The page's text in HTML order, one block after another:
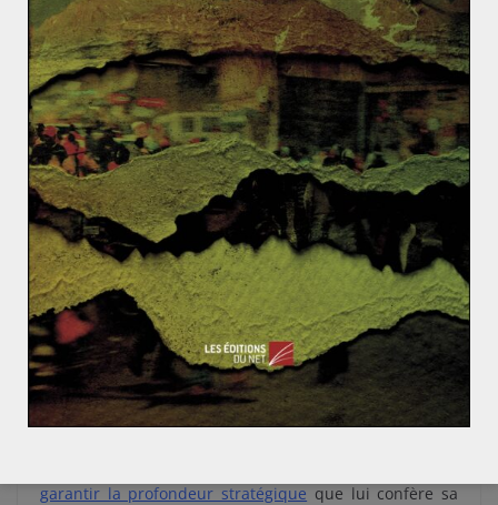
et de sanctions économiques, de tweets ou de
protestations solennelles. L’annonce récente de
Washington de « fournir à l’Ukraine des capacités
défensives renforcées » (Communiqué de la porte-
parole de la diplomatie américaine, Heather Nauert, le
23 décembre 2017) afin de l’aider à « assurer sa
souveraineté » a entrainé la réaction de Moscou
dénonçant le risque de « bain de sang » et redoutant
l’influence américaine à ses portes.
L’Ukraine, sous perfusion des aides européennes (plus
de 2,8 milliards d’euros depuis 2014), vit en effet au
rythme du soutien apporté par les grandes puissances
mondiales. Et siL’Europe persévère dans sa volonté
d’intégrer l’Ukraine au sein de l’UE , les Etats-Unis
hésitent entre unerealpolitk
qui veut les voir se
garantir la profondeur stratégique que lui confère sa